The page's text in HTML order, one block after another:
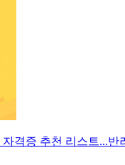
격증 추천 리스트...